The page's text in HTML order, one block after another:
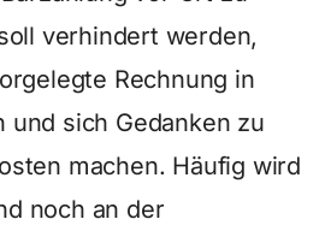
verhindert werden,
Rechnung in
und sich Gedanken zu
machen. Häufig wird
noch an der